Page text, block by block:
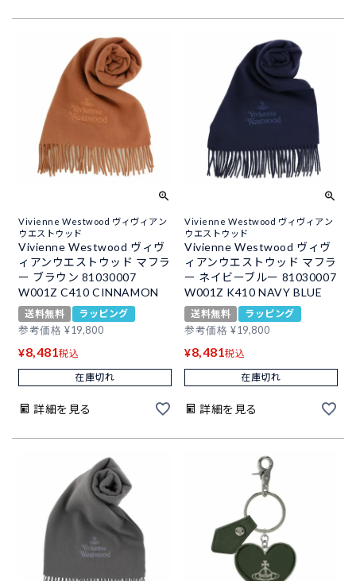
Vivienne Westwood ヴィヴィアン
ウエストウッド
Vivienne Westwood ヴィヴ
ィアンウエストウッド マフラ
ー ブラウン 81030007
W001Z C410 CINNAMON
送料無料
ラッピング
参考価格 ¥19,800
¥8,481税込
在庫切れ
詳細を見る
Vivienne Westwood ヴィヴィアン
ウエストウッド
Vivienne Westwood ヴィヴ
ィアンウエストウッド マフラ
ー ネイビーブルー 81030007
W001Z K410 NAVY BLUE
送料無料
ラッピング
参考価格 ¥19,800
¥8,481税込
在庫切れ
詳細を見る